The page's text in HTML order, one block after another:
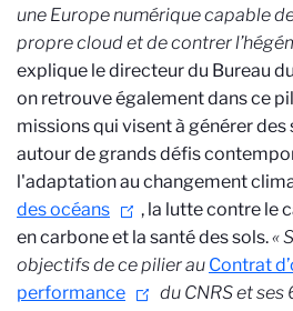
une Europe numérique capable
propre cloud et de contrer
explique le directeur du Bureau
on retrouve également dans ce
missions qui visent à générer
autour de grands défis
l'adaptation au changement
des océans
, la lutte contre le
en carbone et la santé des sols.«
objectifs de ce pilier au Contrat
performance
du CNRS et ses